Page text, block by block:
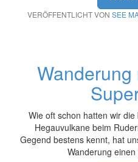
VERÖFFENTLICHT VON SEE
Wie oft schon hatten wir
Hegauvulkane beim
Gegend bestens kennt, hat
Wanderung